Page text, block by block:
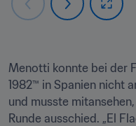
Menotti konnte bei der
1982™ in Spanien nicht
und musste
Runde ausschied. „El